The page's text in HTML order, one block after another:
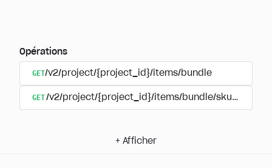
Opérations
GET/v2/project/{project_id}/items/bundle
GET/v2/project/{project_id}/items/bundle/sku/{sku}
+ Afficher